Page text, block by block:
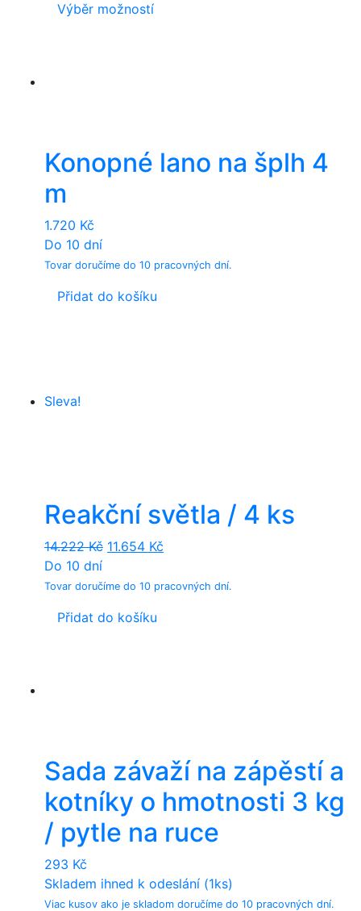
Výběr možností
be
page
Konopné lano na šplh 4
m
1.720 Kč
Do 10 dní
Tovar doručíme do 10 pracovných dní.
Přidat do košíku
Sleva!
Reakční světla / 4 ks
14.222Kč Original
was:
11.654 Kč
is:
Do 10 dní
Tovar doručíme do 10 pracovných dní.
Přidat do košíku
Sada závaží na zápěstí a
kotníky o hmotnosti 3 kg
/ pytle na ruce
293 Kč
Skladem ihned k odeslání (1ks)
Viac kusov ako je skladom doručíme do 10 pracovných dní.